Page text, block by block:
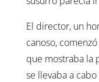
El director, un
canoso,
que mostraba la
se llevaba a